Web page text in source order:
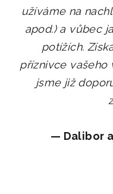
užíváme na
apod.) a vůbec
potížích.
příznivce
jsme již
— Dalibor